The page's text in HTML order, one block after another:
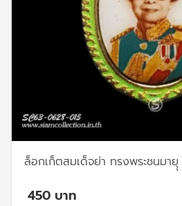
ล็อกเก็ตสมเด็จย่า ทรงพระชนมา
450